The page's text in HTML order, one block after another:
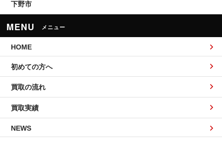
下野市
MENU メニュー
HOME
初めての方へ
買取の流れ
買取実績
NEWS